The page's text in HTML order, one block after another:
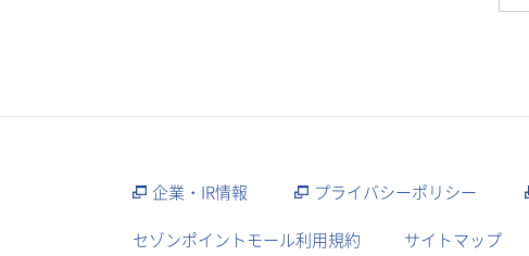
企業・IR情報 プライバシーポリシー
セゾンポイントモール利用規約
サイトマップ